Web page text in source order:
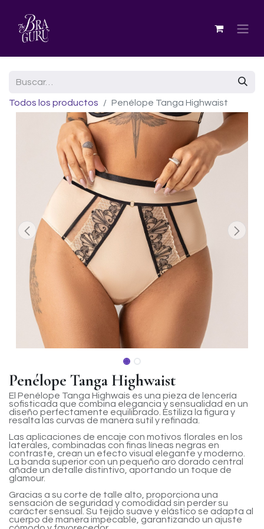
Todos los productos Penélope Tanga Highwaist
Penélope Tanga Highwaist
El Penélope Tanga Highwais es una pieza de lencería
sofisticada que combina elegancia y sensualidad en un
diseño perfectamente equilibrado. Estiliza la figura y
resalta las curvas de manera sutil y refinada.
Las aplicaciones de encaje con motivos florales en los
laterales, combinadas con finas líneas negras en
contraste, crean un efecto visual elegante y moderno.
La banda superior con un pequeño aro dorado central
añade un detalle distintivo, aportando un toque de
glamour.
Gracias a su corte de talle alto, proporciona una
sensación de seguridad y comodidad sin perder su
carácter sensual. Su tejido suave y elástico se adapta al
cuerpo de manera impecable, garantizando un ajuste